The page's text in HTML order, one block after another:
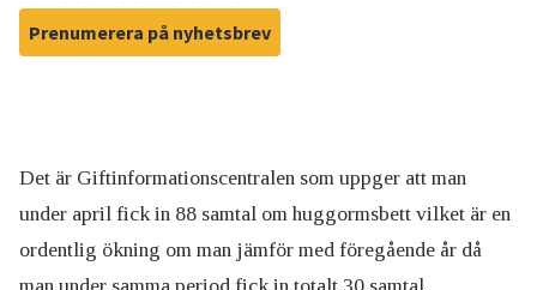
Prenumerera på nyhetsbrev
Det är Giftinformationscentralen som uppger att man
under april fick in 88 samtal om huggormsbett vilket är en
ordentlig ökning om man jämför med föregående år då
man under samma period fick in totalt 30 samtal.